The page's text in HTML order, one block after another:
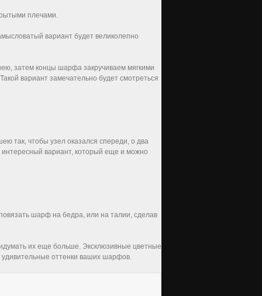
плечами.
вариант будет великолепно
затем концы шарфа закручиваем мягкими
вариант замечательно будет смотреться
так, чтобы узел оказался спереди, о два
вариант, который еще и можно
шарф на бедра, или на талии, сделав
их еще больше. Эксклюзивные цветные
оттенки ваших шарфов.